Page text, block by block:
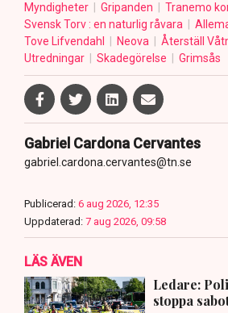
Myndigheter Gripanden Tranemo
Svensk Torv : en naturlig råvara
Tove Lifvendahl
Neova Återställ
Utredningar
Skadegörelse Grimsås
Gabriel Cardona Cervantes
gabriel.cardona.cervantes@tn.se
Publicerad: 6 aug 2026, 12:35
Uppdaterad: 7 aug 2026, 09:58
LÄS ÄVEN
Ledare:
stoppa